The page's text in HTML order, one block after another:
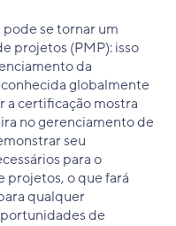
pode se tornar um
projetos (PMP): isso
da
globalmente
a certificação mostra
no gerenciamento de
seu
para o
projetos, o que fará
qualquer
de